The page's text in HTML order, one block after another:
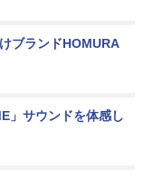
ブランドHOMURA
」サウンドを体感し